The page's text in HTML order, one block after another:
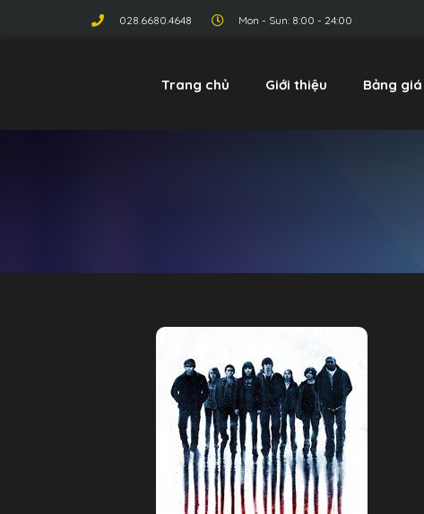
028.6680.4648 Mon - Sun: 8:00 - 24:00
Trang chủ Giới thiệu Bảng giá